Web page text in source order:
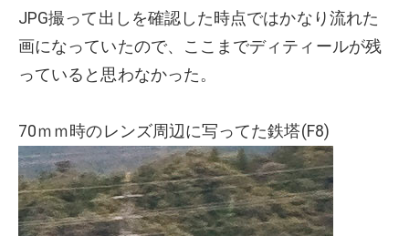
JPG撮って出しを確認した時点ではかなり流れた
画になっていたので、ここまでディティールが残
っていると思わなかった。
70ｍｍ時のレンズ周辺に写ってた鉄塔(F8)